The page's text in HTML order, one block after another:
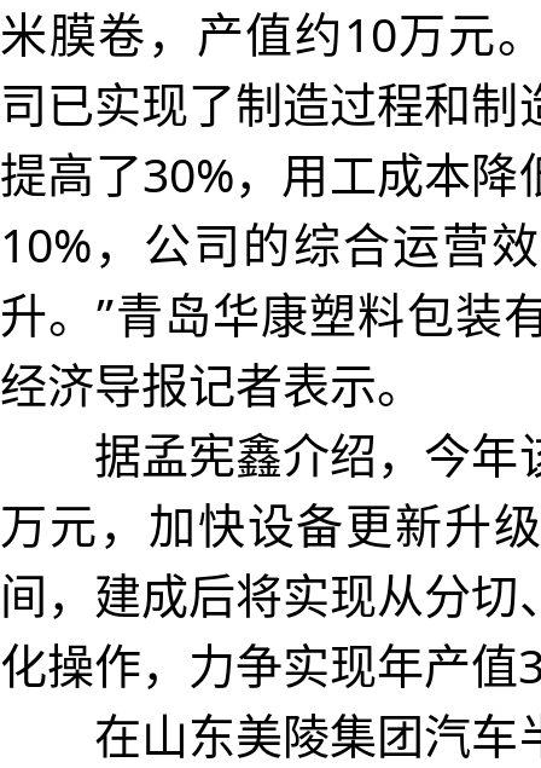
米膜卷，产值约10万元
司已实现了制造过程和
提高了30%，用工成本
10%，公司的综合运营
升。”青岛华康塑料包装
经济导报记者表示。
据孟宪鑫介绍，今年
万元，加快设备更新升
间，建成后将实现从分
化操作，力争实现年产值
在山东美陵集团汽车